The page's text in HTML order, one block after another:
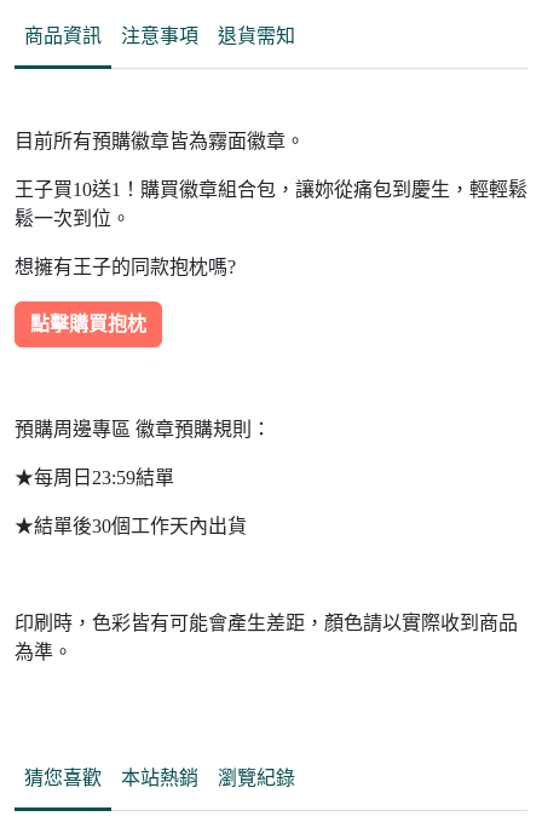
商品資訊 注意事項 退貨需知
目前所有預購徽章皆為霧面徽章。
王子買10送1！購買徽章組合包，讓妳從痛包到慶生，輕輕鬆
鬆一次到位。
想擁有王子的同款抱枕嗎?
點擊購買抱枕
預購周邊專區 徽章預購規則：
★每周日23:59結單
★結單後30個工作天內出貨
印刷時，色彩皆有可能會產生差距，顏色請以實際收到商品
為準。
猜您喜歡 本站熱銷 瀏覽紀錄